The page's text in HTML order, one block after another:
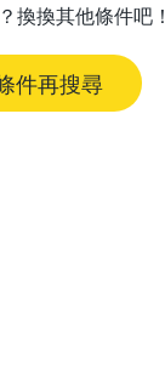
換換其他條件吧！
件再搜尋